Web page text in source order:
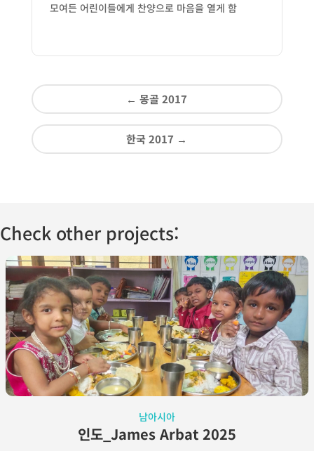
모여든 어린이들에게 찬양으로 마음을 열게 함
← 몽골 2017
한국 2017 →
Check other projects:
남아시아
인도_James Arbat 2025